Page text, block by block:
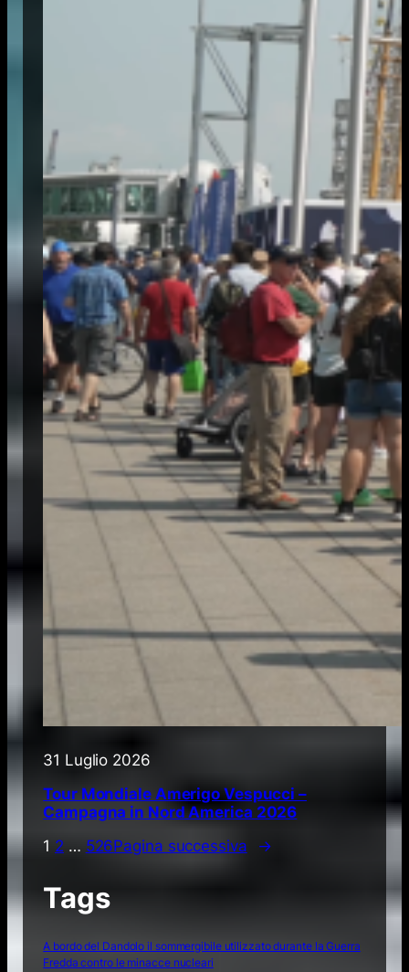
31 Luglio 2026
Tour Mondiale Amerigo Vespucci –
Campagna in Nord America 2026
1 2 … 526Pagina successiva →
Tags
A bordo del Dandolo il sommergibile utilizzato durante la Guerra
Fredda contro le minacce nucleari